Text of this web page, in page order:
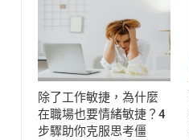
除了工作敏捷，為什麼
在職場也要情緒敏捷？4
步驟助你克服思考僵